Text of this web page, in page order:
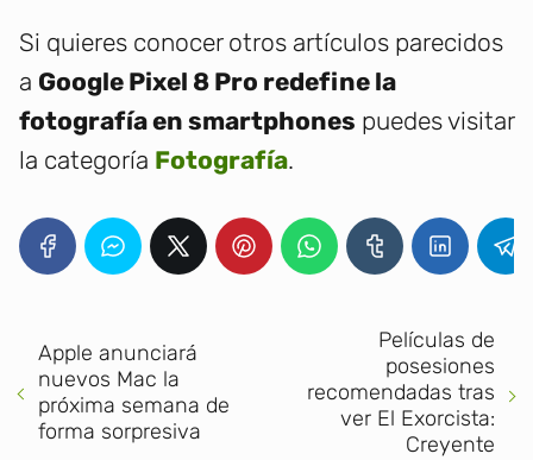
Si quieres conocer otros artículos parecidos
a Google Pixel 8 Pro redefine la
fotografía en smartphones puedes visitar
la categoría Fotografía.
Apple anunciará
nuevos Mac la
próxima semana de
forma sorpresiva
Películas de
posesiones
recomendadas tras
ver El Exorcista:
Creyente